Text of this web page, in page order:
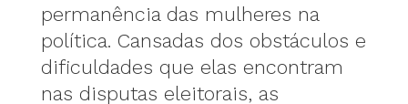
permanência das mulheres na
política. Cansadas dos obstáculos e
dificuldades que elas encontram
nas disputas eleitorais, as